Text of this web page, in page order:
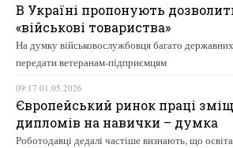
В Україні пропонують
«військові товариства»
На думку військовослужбовця багато
передати ветеранам-підприємцям
09:17 01.05.2026
Європейський ринок праці
дипломів на навички – думка
Роботодавці дедалі частіше визнають, що